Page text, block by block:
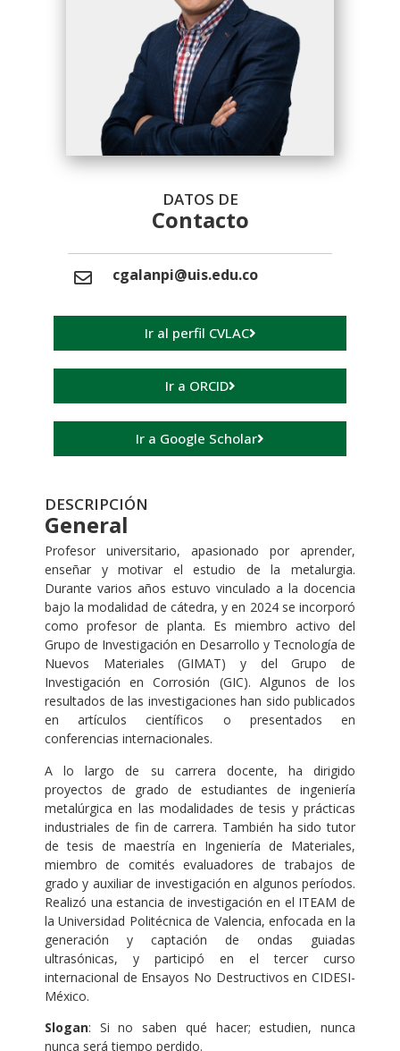
DATOS DE
Contacto
cgalanpi@uis.edu.co
Ir al perfil CVLAC
Ir a ORCID
Ir a Google Scholar
DESCRIPCIÓN
General
Profesor universitario, apasionado por aprender,
enseñar y motivar el estudio de la metalurgia.
Durante varios años estuvo vinculado a la docencia
bajo la modalidad de cátedra, y en 2024 se incorporó
como profesor de planta. Es miembro activo del
Grupo de Investigación en Desarrollo y Tecnología de
Nuevos Materiales (GIMAT) y del Grupo de
Investigación en Corrosión (GIC). Algunos de los
resultados de las investigaciones han sido publicados
en artículos científicos o presentados en
conferencias internacionales.
A lo largo de su carrera docente, ha dirigido
proyectos de grado de estudiantes de ingeniería
metalúrgica en las modalidades de tesis y prácticas
industriales de fin de carrera. También ha sido tutor
de tesis de maestría en Ingeniería de Materiales,
miembro de comités evaluadores de trabajos de
grado y auxiliar de investigación en algunos períodos.
Realizó una estancia de investigación en el ITEAM de
la Universidad Politécnica de Valencia, enfocada en la
generación y captación de ondas guiadas
ultrasónicas, y participó en el tercer curso
internacional de Ensayos No Destructivos en CIDESI-
México.
Slogan: Si no saben qué hacer; estudien, nunca
nunca será tiempo perdido.